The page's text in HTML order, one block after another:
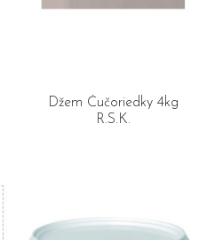
Džem Čučoriedky 4kg
R.S.K.